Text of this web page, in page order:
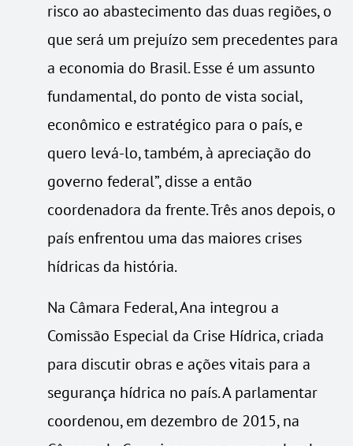
risco ao abastecimento das duas regiões, o
que será um prejuízo sem precedentes para
a economia do Brasil. Esse é um assunto
fundamental, do ponto de vista social,
econômico e estratégico para o país, e
quero levá-lo, também, à apreciação do
governo federal”, disse a então
coordenadora da frente. Três anos depois, o
país enfrentou uma das maiores crises
hídricas da história.
Na Câmara Federal, Ana integrou a
Comissão Especial da Crise Hídrica, criada
para discutir obras e ações vitais para a
segurança hídrica no país. A parlamentar
coordenou, em dezembro de 2015, na